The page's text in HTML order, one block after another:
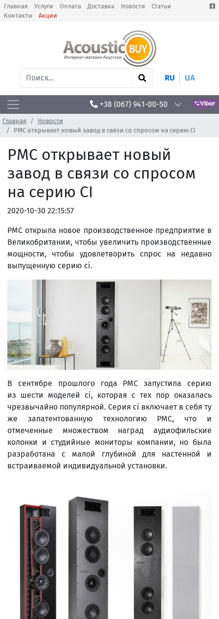
Главная Услуги Оплата Доставка Новости
Статьи
Контакты
Акции
RU UA
+38 (067) 941-00-50
Главная
Новости
PMC открывает новый завод в связи со спросом на серию CI
PMC открывает новый
завод в связи со спросом
на серию CI
2020-10-30 22:15:57
PMC открыла новое производственное предприятие в
Великобритании, чтобы увеличить производственные
мощности, чтобы удовлетворить спрос на недавно
выпущенную серию ci.
В сентябре прошлого года PMC запустила серию
из шести моделей ci, которая с тех пор оказалась
чрезвычайно популярной. Серия ci включает в себя ту
же запатентованную технологию PMC, что и
отмеченные множеством наград аудиофильские
колонки и студийные мониторы компании, но была
разработана с малой глубиной для настенной и
встраиваемой индивидуальной установки.